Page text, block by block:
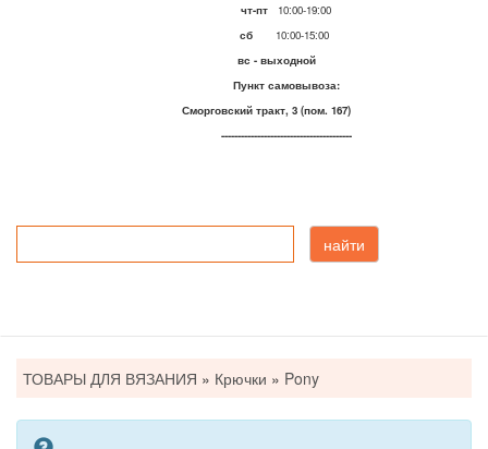
чт-пт 10:00-19:00
сб
10:00-15:00
вс - выходной
Пункт самовывоза:
Сморговский тракт, 3 (пом. 167)
----------------------------------------
найти
здесь
ТОВАРЫ ДЛЯ ВЯЗАНИЯ » Крючки » Pony